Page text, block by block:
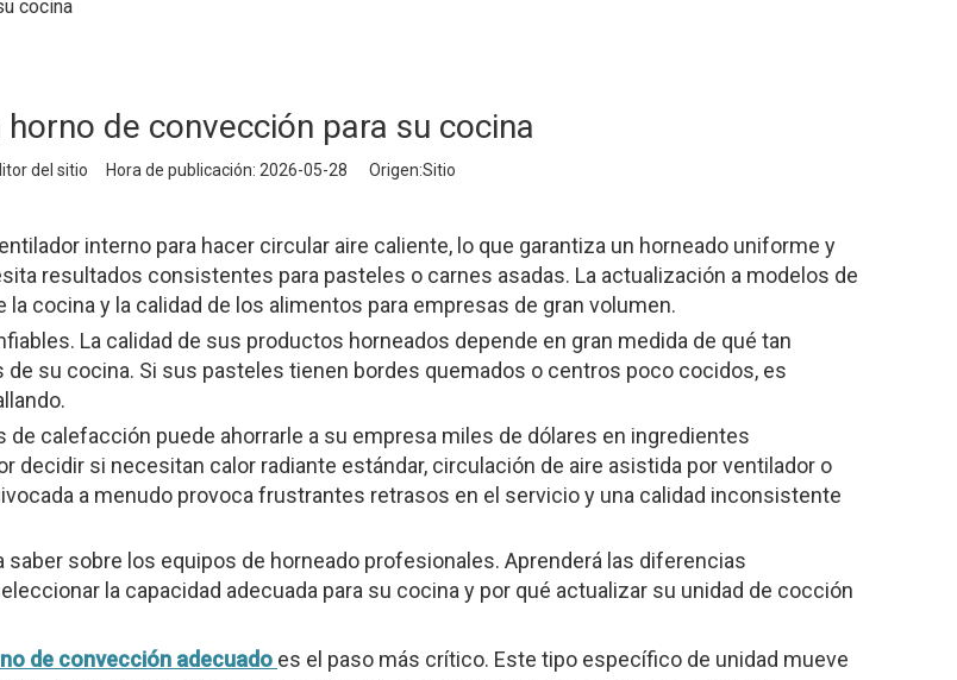
cocina
de convección para su cocina
del sitio Hora de publicación: 2026-05-28 Origen:Sitio
interno para hacer circular aire caliente, lo que garantiza un horneado uniforme y
resultados consistentes para pasteles o carnes asadas. La actualización a modelos de
cocina y la calidad de los alimentos para empresas de gran volumen.
La calidad de sus productos horneados depende en gran medida de qué tan
su cocina. Si sus pasteles tienen bordes quemados o centros poco cocidos, es
calefacción puede ahorrarle a su empresa miles de dólares en ingredientes
si necesitan calor radiante estándar, circulación de aire asistida por ventilador o
a menudo provoca frustrantes retrasos en el servicio y una calidad inconsistente
sobre los equipos de horneado profesionales. Aprenderá las diferencias
la capacidad adecuada para su cocina y por qué actualizar su unidad de cocción
de convección adecuado es el paso más crítico. Este tipo específico de unidad mueve